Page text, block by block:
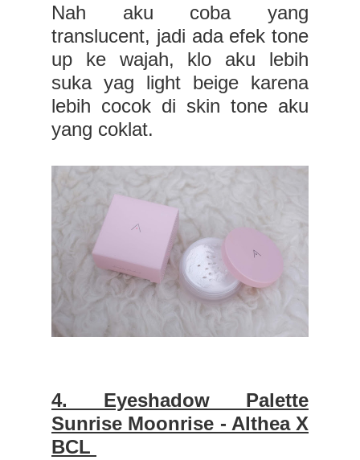
Nah aku coba yang
translucent, jadi ada efek tone
up ke wajah, klo aku lebih
suka yag light beige karena
lebih cocok di skin tone aku
yang coklat.
4. Eyeshadow Palette
Sunrise Moonrise - Althea X
BCL